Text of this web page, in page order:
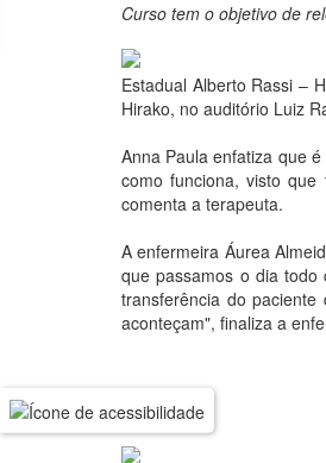
Curso tem o objetivo de
Estadual Alberto Rassi –
Hirako, no auditório Luiz
Anna Paula enfatiza que
como funciona, visto
comenta a terapeuta.
A enfermeira Áurea
que passamos o dia
transferência do
aconteçam", finaliza a